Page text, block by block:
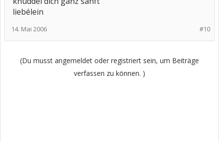
liebélein
#10
14. Mai 2006
(Du musst angemeldet oder registriert sein, um Beiträge
verfassen zu können. )